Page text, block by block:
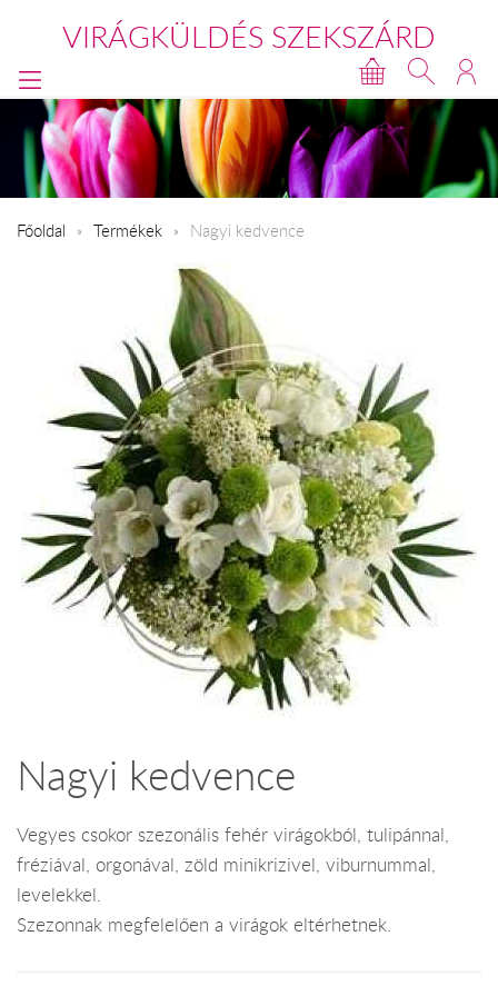
VIRÁGKÜLDÉS SZEKSZÁRD
Főoldal Termékek Nagyi kedvence
Nagyi kedvence
Vegyes csokor szezonális fehér virágokból, tulipánnal,
fréziával, orgonával, zöld minikrizivel, viburnummal,
levelekkel.
Szezonnak megfelelően a virágok eltérhetnek.